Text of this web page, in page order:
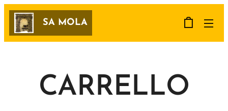
SA MOLA
CARRELLO